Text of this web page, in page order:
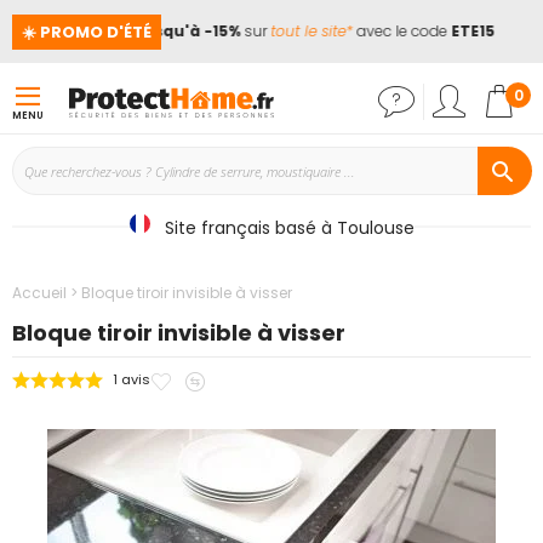
☀️ PROMO D'ÉTÉ
! 📢Jusqu'à -15%surtout le site*avec le codeETE15
MENU
0
Site français basé à Toulouse
Accueil Bloque tiroir invisible à visser
Bloque tiroir invisible à visser
1 avis
Ajouter
mes
favoris
comparateur